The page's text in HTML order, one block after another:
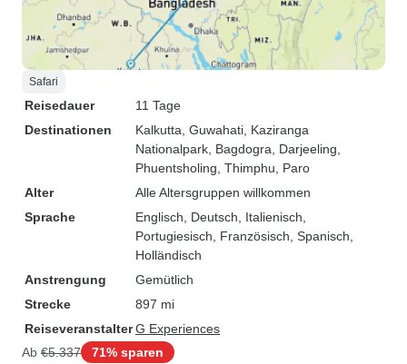
Safari
Reisedauer
11 Tage
Destinationen
Kalkutta , Guwahati , Kaziranga
Nationalpark , Bagdogra , Darjeeling
Phuentsholing , Thimphu , Paro
Alter
Alle Altersgruppen willkommen
Sprache
Englisch, Deutsch, Italienisch,
Portugiesisch, Französisch, Spanisch,
Holländisch
Anstrengung
Gemütlich
Strecke
897 mi
ReiseveranstalterG Experiences
Ab €5.337 71% sparen